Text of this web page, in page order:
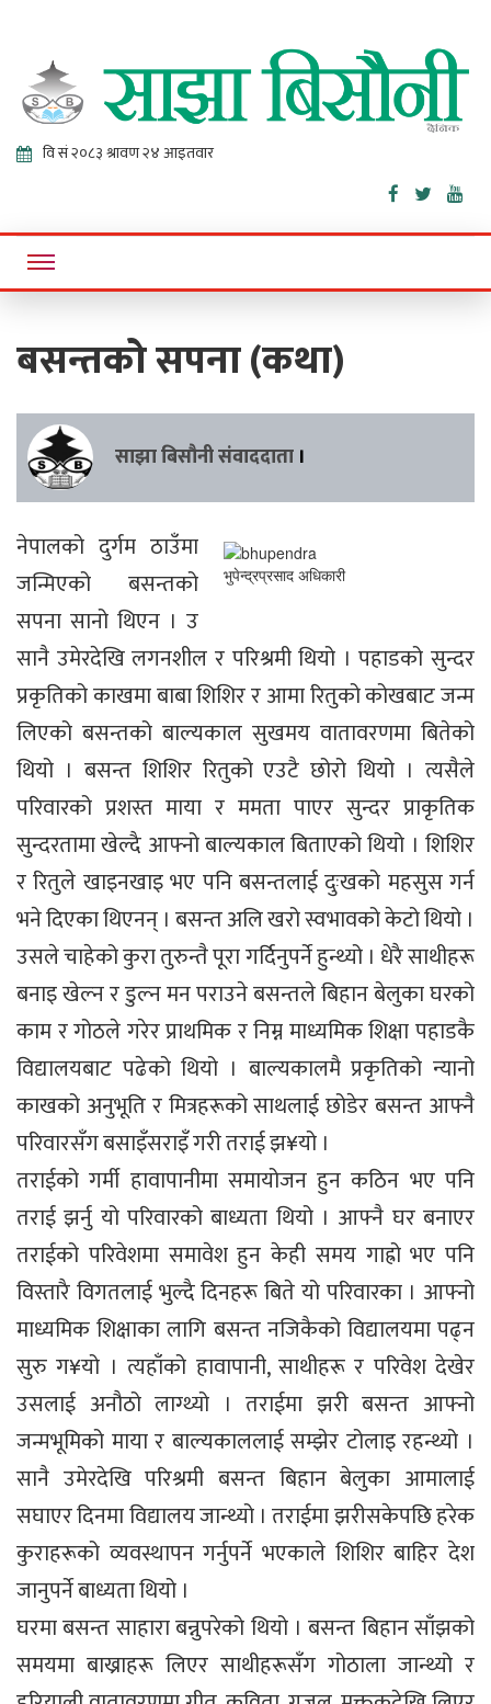
Sajha
Bisaunee
Online News Portal
बसन्तको सपना (कथा)
साझा बिसौनी संवाददाता ।
भुपेन्द्रप्रसाद अधिकारी
नेपालको दुर्गम ठाउँमा
जन्मिएको बसन्तको
सपना सानो थिएन । उ
सानै उमेरदेखि लगनशील र परिश्रमी थियो । पहाडको सुन्दर
प्रकृतिको काखमा बाबा शिशिर र आमा रितुको कोखबाट जन्म
लिएको बसन्तको बाल्यकाल सुखमय वातावरणमा बितेको
थियो । बसन्त शिशिर रितुको एउटै छोरो थियो । त्यसैले
परिवारको प्रशस्त माया र ममता पाएर सुन्दर प्राकृतिक
सुन्दरतामा खेल्दै आफ्नो बाल्यकाल बिताएको थियो । शिशिर
र रितुले खाइनखाइ भए पनि बसन्तलाई दुःखको महसुस गर्न
भने दिएका थिएनन् । बसन्त अलि खरो स्वभावको केटो थियो ।
उसले चाहेको कुरा तुरुन्तै पूरा गर्दिनुपर्ने हुन्थ्यो । धेरै साथीहरू
बनाइ खेल्न र डुल्न मन पराउने बसन्तले बिहान बेलुका घरको
काम र गोठले गरेर प्राथमिक र निम्न माध्यमिक शिक्षा पहाडकै
विद्यालयबाट पढेको थियो । बाल्यकालमै प्रकृतिको न्यानो
काखको अनुभूति र मित्रहरूको साथलाई छोडेर बसन्त आफ्नै
परिवारसँग बसाइँसराइँ गरी तराई झ¥यो ।
तराईको गर्मी हावापानीमा समायोजन हुन कठिन भए पनि
तराई झर्नु यो परिवारको बाध्यता थियो । आफ्नै घर बनाएर
तराईको परिवेशमा समावेश हुन केही समय गाह्रो भए पनि
विस्तारै विगतलाई भुल्दै दिनहरू बिते यो परिवारका । आफ्नो
माध्यमिक शिक्षाका लागि बसन्त नजिकैको विद्यालयमा पढ्न
सुरु ग¥यो । त्यहाँको हावापानी, साथीहरू र परिवेश देखेर
उसलाई अनौठो लाग्थ्यो । तराईमा झरी बसन्त आफ्नो
जन्मभूमिको माया र बाल्यकाललाई सम्झेर टोलाइ रहन्थ्यो ।
सानै उमेरदेखि परिश्रमी बसन्त बिहान बेलुका आमालाई
सघाएर दिनमा विद्यालय जान्थ्यो । तराईमा झरीसकेपछि हरेक
कुराहरूको व्यवस्थापन गर्नुपर्ने भएकाले शिशिर बाहिर देश
जानुपर्ने बाध्यता थियो ।
घरमा बसन्त साहारा बन्नुपरेको थियो । बसन्त बिहान साँझको
समयमा बाख्राहरू लिएर साथीहरूसँग गोठाला जान्थ्यो र